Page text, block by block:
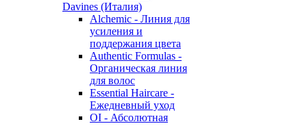
Davines (Италия)
Alchemic - Линия для
усиления и
поддержания цвета
Authentic Formulas -
Органическая линия
для волос
Essential Haircare -
Eжедневный уход
OI - Абсолютная